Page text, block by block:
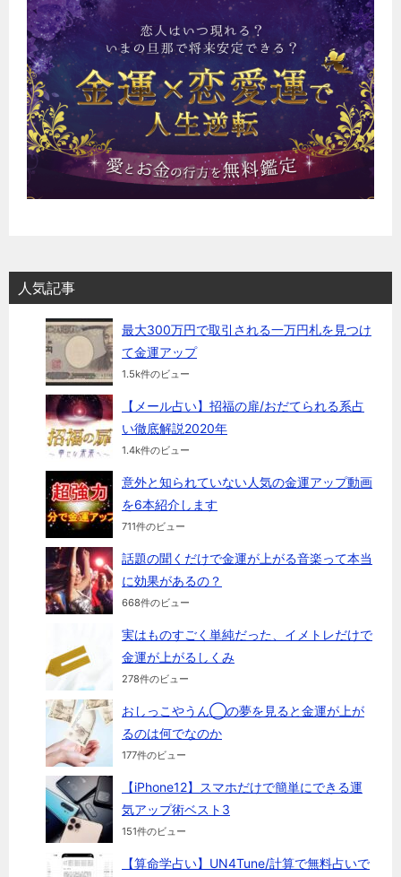
人気記事
最大300万円で取引される一万円札を見つけ
て金運アップ
1.5k件のビュー
【メール占い】招福の扉/おだてられる系占
い徹底解説2020年
1.4k件のビュー
意外と知られていない人気の金運アップ動画
を6本紹介します
711件のビュー
話題の聞くだけで金運が上がる音楽って本当
に効果があるの？
668件のビュー
実はものすごく単純だった、イメトレだけで
金運が上がるしくみ
278件のビュー
おしっこやうん◯の夢を見ると金運が上が
るのは何でなのか
177件のビュー
【iPhone12】スマホだけで簡単にできる運
気アップ術ベスト3
151件のビュー
【算命学占い】UN4Tune/計算で無料占いで